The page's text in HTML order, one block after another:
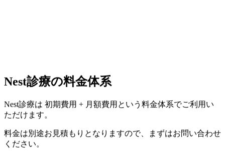
Nest診療の料金体系
Nest診療は 初期費用 + 月額費用 という料金体系でご利用い
ただけます。
料金は別途お見積もりとなりますので、まずはお問い合わせ
ください。